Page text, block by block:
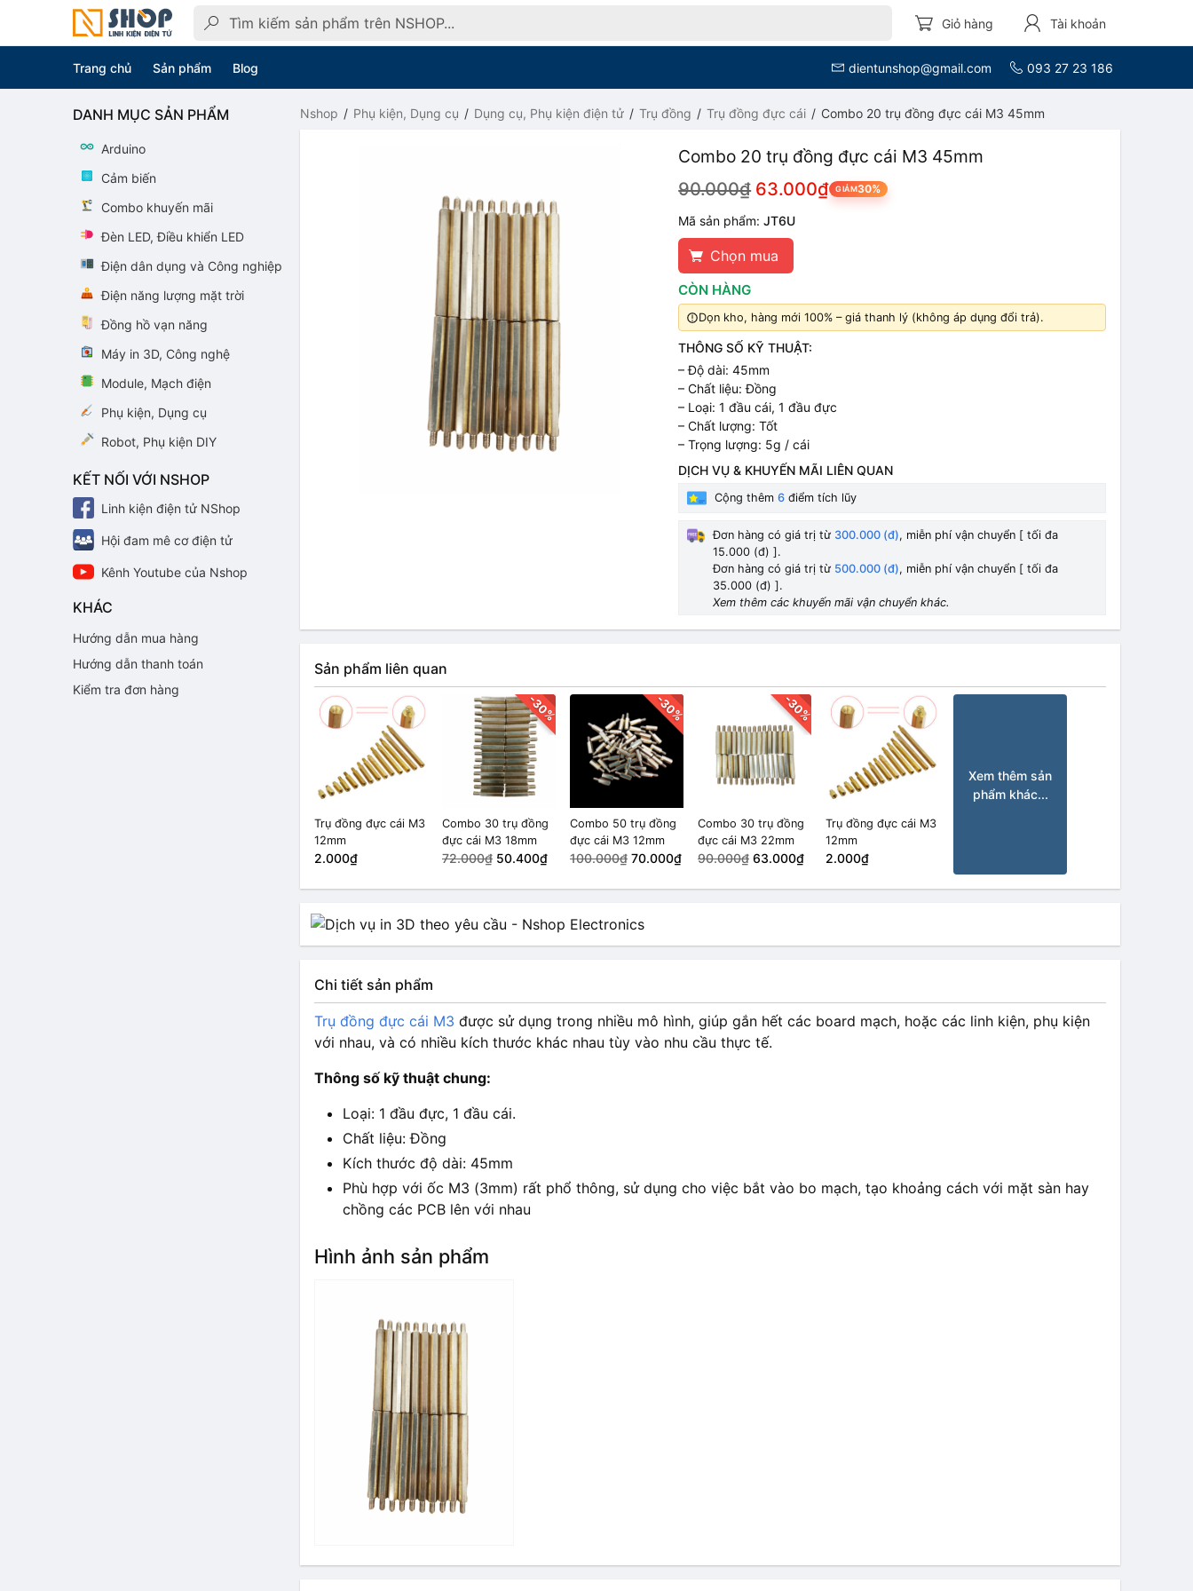
Giỏ hàng Tài khoản
Trang chủ Sản phẩm Blog dientunshop@gmail.com 093 27 23 186
Nshop Phụ kiện, Dụng cụ Dụng cụ, Phụ kiện điện tử Trụ đồng Trụ đồng đực cái Combo 20 trụ đồng đực cái M3 45mm
Combo 20 trụ đồng đực cái M3 45mm
90.000₫ 63.000₫ GIẢM30%
Mã sản phẩm:JT6U
Chọn mua
CÒN HÀNG
Dọn kho, hàng mới 100% – giá thanh lý (không áp dụng đổi trả).
THÔNG SỐ KỸ THUẬT:
– Độ dài: 45mm
– Chất liệu: Đồng
– Loại: 1 đầu cái, 1 đầu đực
– Chất lượng: Tốt
– Trọng lượng: 5g / cái
DỊCH VỤ & KHUYẾN MÃI LIÊN QUAN
Cộng thêm6 điểm tích lũy
Đơn hàng có giá trị từ 300.000 (đ), miễn phí vận chuyển [ tối đa
15.000 (đ) ].
Đơn hàng có giá trị từ 500.000 (đ), miễn phí vận chuyển [ tối đa
35.000 (đ) ].
Xem thêm các khuyến mãi vận chuyển khác.
Sản phẩm liên quan
Trụ đồng đực cái M3
12mm
2.000₫
-30%
Combo 30 trụ đồng
đực cái M3 18mm
72.000₫ 50.400₫
-30%
Combo 50 trụ đồng
đực cái M3 12mm
100.000₫ 70.000₫
-30%
Combo 30 trụ đồng
đực cái M3 22mm
90.000₫ 63.000₫
Trụ đồng đực cái M3
12mm
2.000₫
Xem thêm sản
phẩm khác...
Chi tiết sản phẩm
Trụ đồng đực cái M3 được sử dụng trong nhiều mô hình, giúp gắn hết các board mạch, hoặc các linh kiện, phụ kiện
với nhau, và có nhiều kích thước khác nhau tùy vào nhu cầu thực tế.
Thông số kỹ thuật chung:
Loại: 1 đầu đực, 1 đầu cái.
Chất liệu: Đồng
Kích thước độ dài: 45mm
Phù hợp với ốc M3 (3mm) rất phổ thông, sử dụng cho việc bắt vào bo mạch, tạo khoảng cách với mặt sàn hay
chồng các PCB lên với nhau
Hình ảnh sản phẩm
DANH MỤC SẢN PHẨM
Arduino
Cảm biến
Combo khuyến mãi
Đèn LED, Điều khiển LED
Điện dân dụng và Công nghiệp
Điện năng lượng mặt trời
Đồng hồ vạn năng
Máy in 3D, Công nghệ
Module, Mạch điện
Phụ kiện, Dụng cụ
Robot, Phụ kiện DIY
KẾT NỐI VỚI NSHOP
Linh kiện điện tử NShop
Hội đam mê cơ điện tử
Kênh Youtube của Nshop
KHÁC
Hướng dẫn mua hàng
Hướng dẫn thanh toán
Kiểm tra đơn hàng